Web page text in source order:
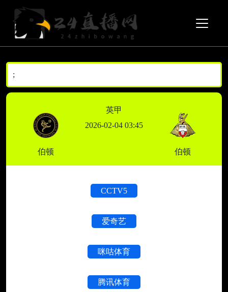
;
伯顿
英甲
2026-02-04 03:45
伯顿
CCTV5
爱奇艺
咪咕体育
腾讯体育